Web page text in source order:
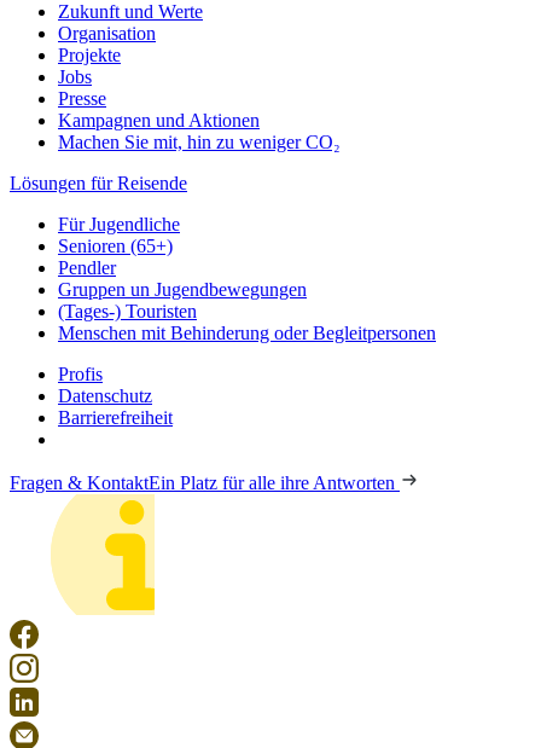
Zukunft und Werte
Organisation
Projekte
Jobs
Presse
Kampagnen und Aktionen
Machen Sie mit, hin zu weniger CO₂
Lösungen für Reisende
Für Jugendliche
Senioren (65+)
Pendler
Gruppen un Jugendbewegungen
(Tages-) Touristen
Menschen mit Behinderung oder Begleitpersonen
Profis
Datenschutz
Barrierefreiheit
Fragen & KontaktEin Platz für alle ihre Antworten